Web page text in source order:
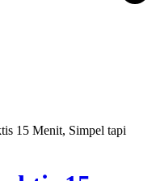
15 Menit, Simpel tapi